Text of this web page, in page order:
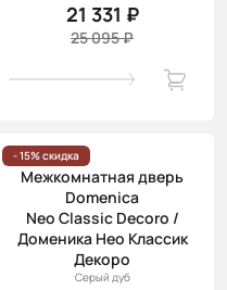
21 331 ₽
25 095 ₽
- 15% скидка
Межкомнатная дверь
Domenica
Neo Classic Decoro /
Доменика Нео Классик
Декоро
Серый дуб